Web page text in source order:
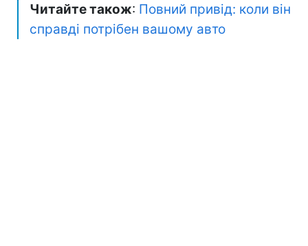
Читайте також: Повний привід: коли він
справді потрібен вашому авто